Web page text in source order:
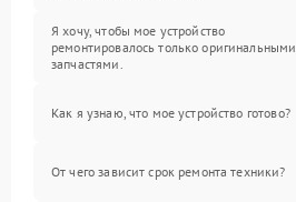
Я хочу, чтобы мое устройство
ремонтировалось только оригинальными
запчастями.
Как я узнаю, что мое устройство готово?
От чего зависит срок ремонта техники?